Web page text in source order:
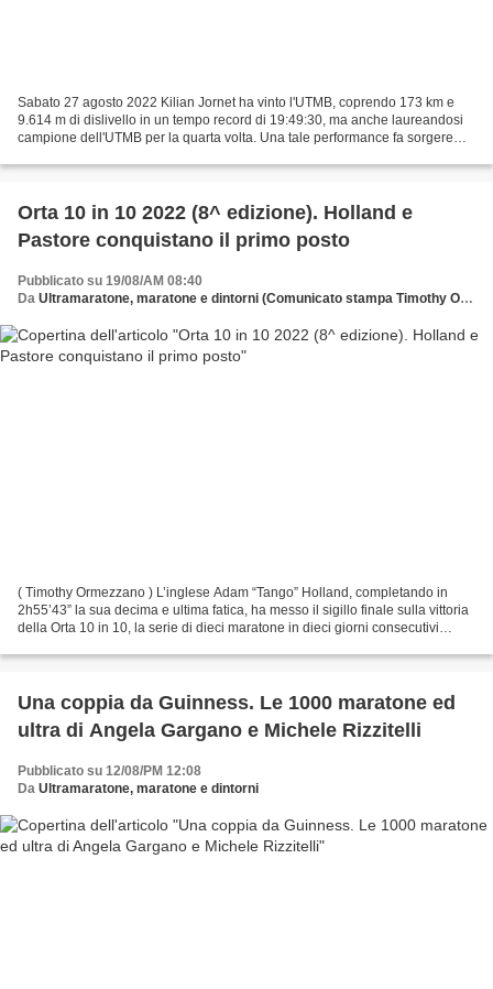
Sabato 27 agosto 2022 Kilian Jornet ha vinto l'UTMB, coprendo 173 km e
9.614 m di dislivello in un tempo record di 19:49:30, ma anche laureandosi
campione dell'UTMB per la quarta volta. Una tale performance fa sorgere
Orta 10 in 10 2022 (8^ edizione). Holland e
Pastore conquistano il primo posto
Pubblicato su 19/08/AM 08:40
Da Ultramaratone, maratone e dintorni (Comunicato stampa Timothy Ormezzano)
( Timothy Ormezzano ) L’inglese Adam “Tango” Holland, completando in
2h55’43” la sua decima e ultima fatica, ha messo il sigillo finale sulla vittoria
della Orta 10 in 10, la serie di dieci maratone in dieci giorni consecutivi
Una coppia da Guinness. Le 1000 maratone ed
ultra di Angela Gargano e Michele Rizzitelli
Pubblicato su 12/08/PM 12:08
Da Ultramaratone, maratone e dintorni